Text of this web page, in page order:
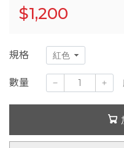
$1,200
規格
數量